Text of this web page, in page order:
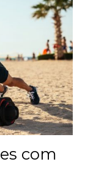
com